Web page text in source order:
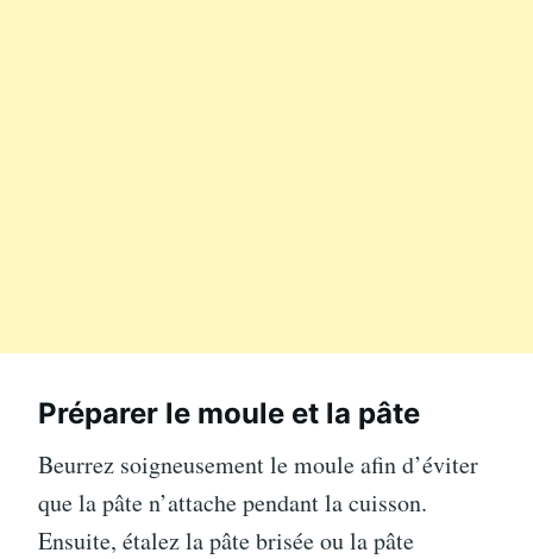
Préparer le moule et la pâte
Beurrez soigneusement le moule afin d’éviter
que la pâte n’attache pendant la cuisson.
Ensuite, étalez la pâte brisée ou la pâte